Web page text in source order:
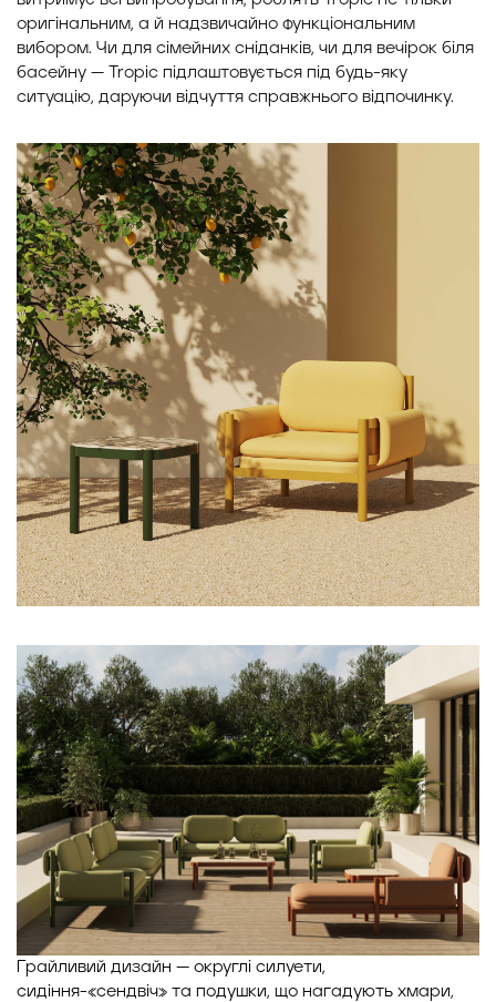
оригінальним, а й надзвичайно функціональним
вибором. Чи для сімейних сніданків, чи для вечірок біля
басейну — Tropic підлаштовується під будь-яку
ситуацію, даруючи відчуття справжнього відпочинку.
Грайливий дизайн — округлі силуети,
сидіння-«сендвіч» та подушки, що нагадують хмари,